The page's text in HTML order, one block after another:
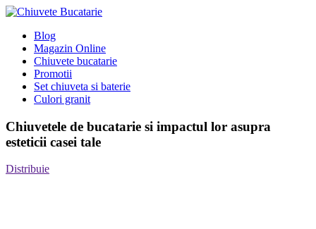
Blog
Magazin Online
Chiuvete bucatarie
Promotii
Set chiuveta si baterie
Culori granit
Chiuvetele de bucatarie si impactul lor asupra
esteticii casei tale
Distribuie